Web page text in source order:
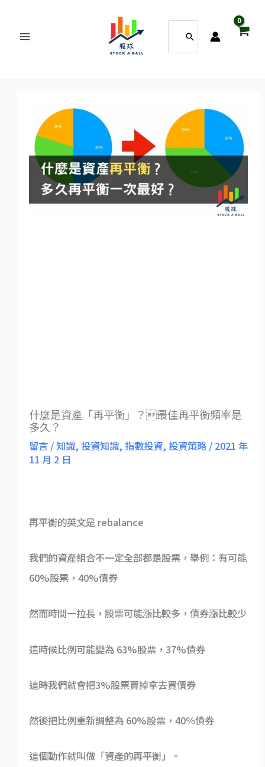
尋：
什麼是資產「再平衡」？最佳再平衡頻率是
多久？
留言 /知識, 投資知識, 指數投資, 投資策略/ 2021 年
11 月 2 日
再平衡的英文是 rebalance
我們的資產組合不一定全部都是股票，舉例：有可能
60%股票，40%債券
然而時間一拉長，股票可能漲比較多，債券漲比較少
這時候比例可能變為 63%股票，37%債券
這時我們就會把3%股票賣掉拿去買債券
然後把比例重新調整為 60%股票，40％債券
這個動作就叫做「資產的再平衡」。